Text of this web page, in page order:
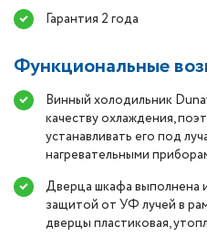
Гарантия 2 года
Функциональные
Винный холодильник
качеству охлаждения,
устанавливать его под
нагревательными
Дверца шкафа выполнена
защитой от УФ лучей в
дверцы пластиковая,